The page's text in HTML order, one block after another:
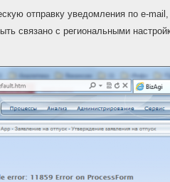
отправку уведомления по e-
связано с региональными